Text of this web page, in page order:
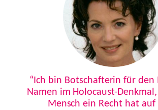
“Ich bin Botschafterin für den
Namen im Holocaust-
Mensch ein Recht hat auf